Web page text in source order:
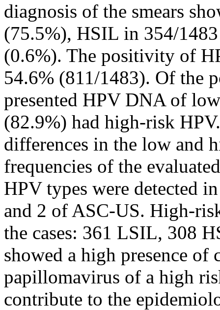
diagnosis of the smears
(75.5%), HSIL in 354/
(0.6%). The positivity of
54.6% (811/1483). Of the
presented HPV DNA of
(82.9%) had high-risk
differences in the low and
frequencies of the
HPV types were detected
and 2 of ASC-US. High-
the cases: 361 LSIL, 308
showed a high presence
papillomavirus of a high
contribute to the